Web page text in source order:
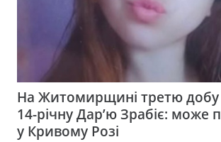
На Житомирщині третю
14-річну Дар’ю Зрабіє: може
у Кривому Розі